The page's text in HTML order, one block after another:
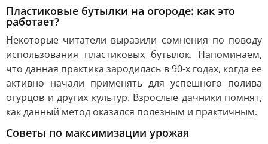
Пластиковые бутылки на огороде: как это
работает?
Некоторые читатели выразили сомнения по поводу
использования пластиковых бутылок. Напоминаем,
что данная практика зародилась в 90-х годах, когда ее
активно начали применять для успешного полива
огурцов и других культур. Взрослые дачники помнят,
как данный метод оказался полезным и практичным.
Советы по максимизации урожая